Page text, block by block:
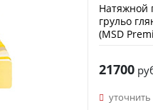
Натяжной
грульо
(MSD
21700